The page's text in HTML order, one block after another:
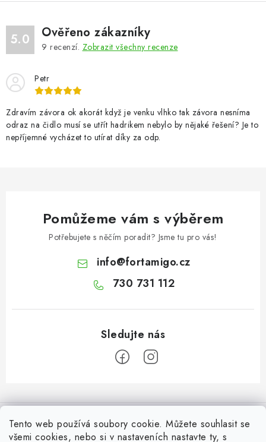
Tento web používá soubory cookie. Můžete souhlasit se
všemi cookies, nebo si v nastaveních nastavte ty, s
TESAŘSKÉ KOVÁNÍ
NEREZ, INOX
HLINÍKOVÝ PLOTOVÝ SYSTÉM
OTOČNÉ ŽALUZIE
5.0 Ověřeno zákazníky
9 recenzí. Zobrazit všechny recenze
Petr
Zdravím závora ok akorát když je venku vlhko tak závora nesníma
odraz na čidlo musí se utřít hadrikem nebylo by nějaké řešení? Je to
nepříjemné vycházet to utírat díky za odp.
Pomůžeme vám s výběrem
Potřebujete s něčím poradit? Jsme tu pro vás!
info@fortamigo.cz
730 731 112
á
Informace pro Vás